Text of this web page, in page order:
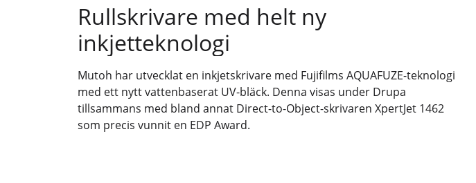
Rullskrivare med helt ny
inkjetteknologi
Mutoh har utvecklat en inkjetskrivare med Fujifilms AQUAFUZE-teknologi
med ett nytt vattenbaserat UV-bläck. Denna visas under Drupa
tillsammans med bland annat Direct-to-Object-skrivaren XpertJet 1462
som precis vunnit en EDP Award.